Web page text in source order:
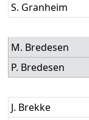
S. Granheim
M. Bredesen
P. Bredesen
J. Brekke